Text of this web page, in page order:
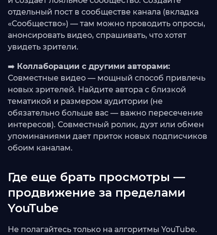
отдельный пост в сообществе канала (вкладка
«Сообщество») — там можно проводить опросы,
анонсировать видео, спрашивать, что хотят
увидеть зрители.
➡️ Коллаборации с другими авторами:
Совместные видео — мощный способ привлечь
новых зрителей. Найдите автора с близкой
тематикой и размером аудитории (не
обязательно больше вас — важно пересечение
интересов). Совместный ролик, дуэт или обмен
упоминаниями дает приток новых подписчиков
обоим каналам.
Где еще брать просмотры —
продвижение за пределами
YouTube
Не полагайтесь только на алгоритмы YouTube.